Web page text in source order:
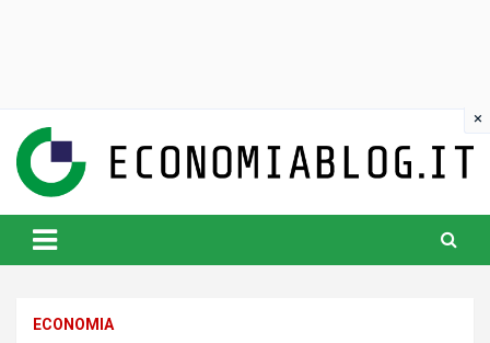
content
www.economiablog.it
ECONOMIA